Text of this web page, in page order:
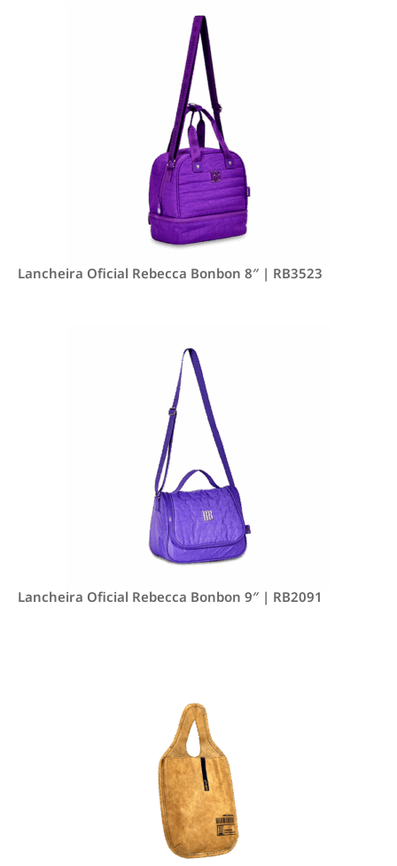
Lancheira Oficial Rebecca Bonbon 8″ | RB3523
Lancheira Oficial Rebecca Bonbon 9″ | RB2091